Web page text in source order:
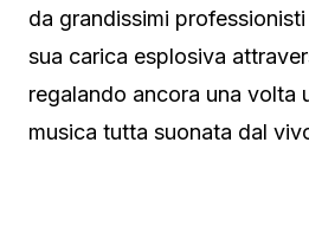
da grandissimi
sua carica esplosiva
regalando ancora una volta
musica tutta suonata dal